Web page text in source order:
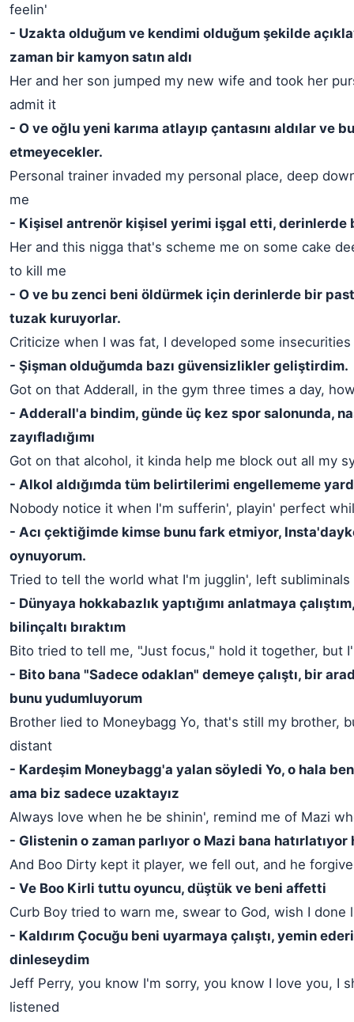
feelin'
- Uzakta olduğum ve kendimi olduğum şekilde
zaman bir kamyon satın aldı
Her and her son jumped my new wife and took her
admit it
- O ve oğlu yeni karıma atlayıp çantasını aldılar ve
etmeyecekler.
Personal trainer invaded my personal place, deep
me
- Kişisel antrenör kişisel yerimi işgal etti, derinlerde
Her and this nigga that's scheme me on some cake
to kill me
- O ve bu zenci beni öldürmek için derinlerde bir
tuzak kuruyorlar.
Criticize when I was fat, I developed some insecurities
- Şişman olduğumda bazı güvensizlikler geliştirdim.
Got on that Adderall, in the gym three times a day,
- Adderall'a bindim, günde üç kez spor salonunda,
zayıfladığımı
Got on that alcohol, it kinda help me block out all my
- Alkol aldığımda tüm belirtilerimi engellememe
Nobody notice it when I'm sufferin', playin' perfect
- Acı çektiğimde kimse bunu fark etmiyor,
oynuyorum.
Tried to tell the world what I'm jugglin', left
- Dünyaya hokkabazlık yaptığımı anlatmaya
bilinçaltı bıraktım
Bito tried to tell me, "Just focus," hold it together, but
- Bito bana "Sadece odaklan" demeye çalıştı, bir
bunu yudumluyorum
Brother lied to Moneybagg Yo, that's still my brother,
distant
- Kardeşim Moneybagg'a yalan söyledi Yo, o hala
ama biz sadece uzaktayız
Always love when he be shinin', remind me of Mazi
- Glistenin o zaman parlıyor o Mazi bana hatırlatıyor
And Boo Dirty kept it player, we fell out, and he
- Ve Boo Kirli tuttu oyuncu, düştük ve beni affetti
Curb Boy tried to warn me, swear to God, wish I done
- Kaldırım Çocuğu beni uyarmaya çalıştı, yemin
dinleseydim
Jeff Perry, you know I'm sorry, you know I love you, I
listened